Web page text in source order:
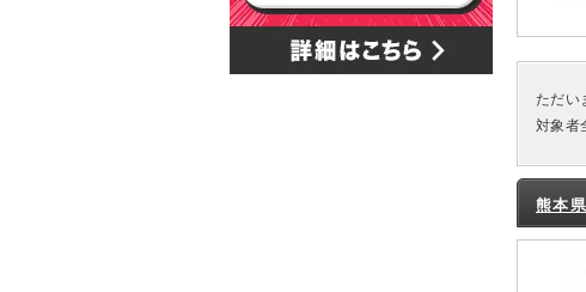
ただい
対象者
熊本